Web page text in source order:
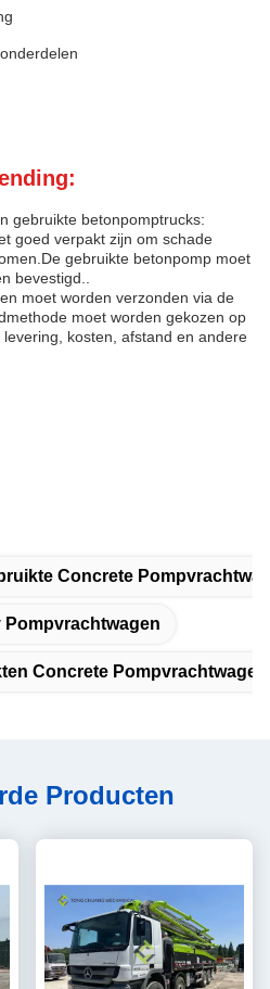
gebruikte betonpomptrucks:
goed verpakt zijn om schade
gebruikte betonpomp moet
bevestigd..
moet worden verzonden via de
moet worden gekozen op
kosten, afstand en andere
Concrete
Pompvrachtwagen
Concrete Pompvrachtwagen
Producten